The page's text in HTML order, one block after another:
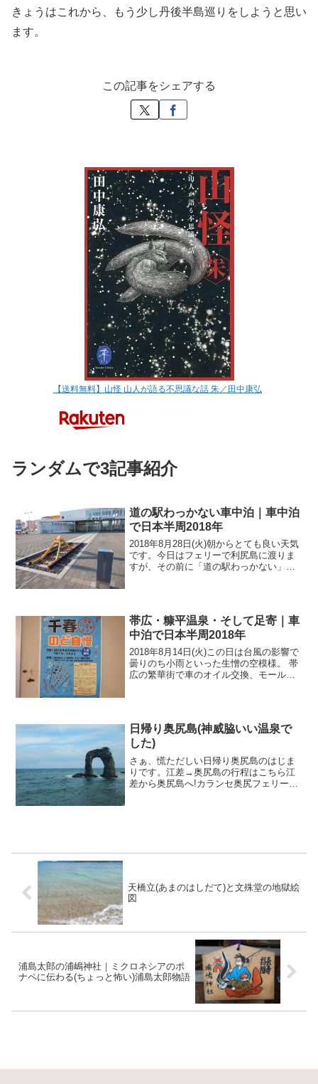
きょうはこれから、もう少し丹後半島巡りをしようと思い
ます。
この記事をシェアする
【送料無料】山怪 山人が語る不思議な話 朱／田中康弘
ランダムで3記事紹介
道の駅わっかない車中泊｜車中泊
で日本半周2018年
2018年8月28日(火)朝からとても良い天気
です。今日はフェリーで利尻島に渡りま
すが、その前に「道の駅わっかない」周
た。国境の町とい...
帯広・糠平温泉・そして足寄｜車
中泊で日本半周2018年
2018年8月14日(火)この日は台風の影響で
曇りのち小雨といった生憎の空模様。 帯
広の繁華街で車のオイル交換、モール泉
た～～っっ。...
日帰り奥尻島(神威脇いい温泉で
した)
さぁ、慌ただしい日帰り奥尻島のはじま
りです。江差→奥尻島の行程はこちら江
差から奥尻島へ!カランセ奥尻フェリー奥
天橋立(あまのはしだて)と文殊堂の地獄絵
図
浦島太郎の浦嶋神社｜ミクロネシアのポ
ナペに伝わる(ちょっと怖い)浦島太郎物語